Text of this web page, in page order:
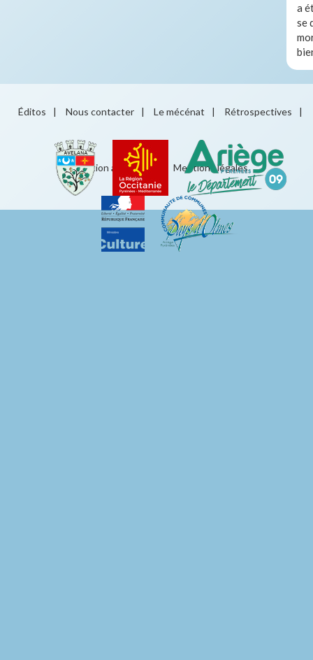
a
se
Éditos | Nous contacter | Le mécénat | Rétrospectives |
Éducation artistique Mentions légales